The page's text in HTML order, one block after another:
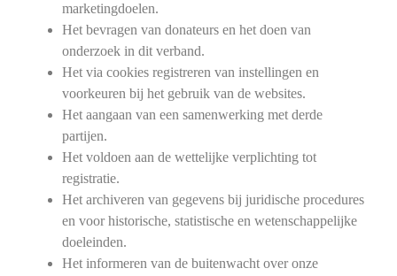
marketingdoelen.
Het bevragen van donateurs en het doen van
onderzoek in dit verband.
Het via cookies registreren van instellingen en
voorkeuren bij het gebruik van de websites.
Het aangaan van een samenwerking met derde
partijen.
Het voldoen aan de wettelijke verplichting tot
registratie.
Het archiveren van gegevens bij juridische procedures
en voor historische, statistische en wetenschappelijke
doeleinden.
Het informeren van de buitenwacht over onze